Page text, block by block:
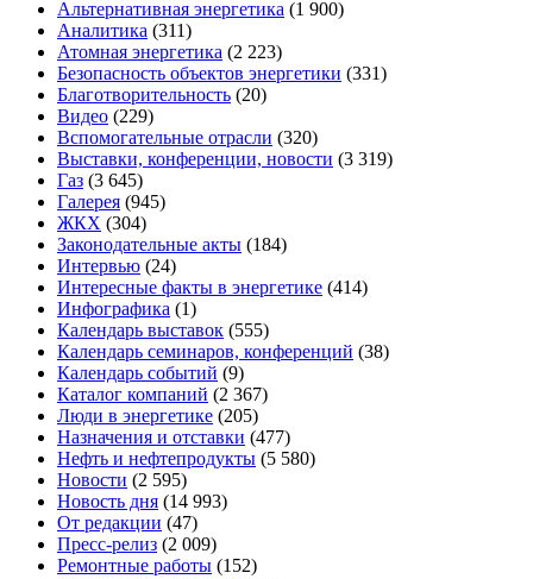
Альтернативная энергетика (1 900)
Аналитика (311)
Атомная энергетика (2 223)
Безопасность объектов энергетики (331)
Благотворительность (20)
Видео (229)
Вспомогательные отрасли (320)
Выставки, конференции, новости (3 319)
Газ (3 645)
Галерея (945)
ЖКХ (304)
Законодательные акты (184)
Интервью (24)
Интересные факты в энергетике (414)
Инфографика (1)
Календарь выставок (555)
Календарь семинаров, конференций (38)
Календарь событий (9)
Каталог компаний (2 367)
Люди в энергетике (205)
Назначения и отставки (477)
Нефть и нефтепродукты (5 580)
Новости (2 595)
Новость дня (14 993)
От редакции (47)
Пресс-релиз (2 009)
Ремонтные работы (152)